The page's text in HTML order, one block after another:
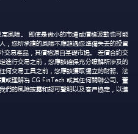
風險。 即使是微小的市場或價格波動也可能
，您所承擔的風險不應超過您準備失去的投資
易產品，其價格源自基礎市場。 差價合約交
進行交易之前，您應該確保充分瞭解所涉及的
何交易工具之前，您應該獲取獨立的財務、法
或理解為 CG FinTech 或其任何關聯公司、董
們的風險披露和認可聲明以及客戶協定，以進